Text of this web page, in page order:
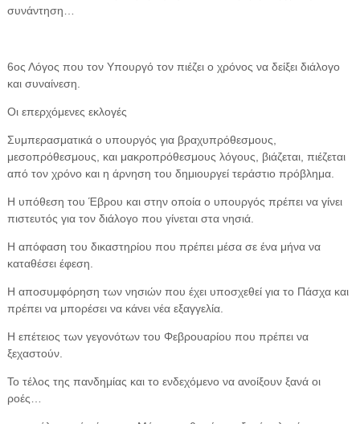
συνάντηση…
6ος Λόγος που τον Υπουργό τον πιέζει ο χρόνος να δείξει διάλογο
και συναίνεση.
Οι επερχόμενες εκλογές
Συμπερασματικά ο υπουργός για βραχυπρόθεσμους,
μεσοπρόθεσμους, και μακροπρόθεσμους λόγους, βιάζεται, πιέζεται
από τον χρόνο και η άρνηση του δημιουργεί τεράστιο πρόβλημα.
Η υπόθεση του Έβρου και στην οποία ο υπουργός πρέπει να γίνει
πιστευτός για τον διάλογο που γίνεται στα νησιά.
Η απόφαση του δικαστηρίου που πρέπει μέσα σε ένα μήνα να
καταθέσει έφεση.
Η αποσυμφόρηση των νησιών που έχει υποσχεθεί για το Πάσχα και
πρέπει να μπορέσει να κάνει νέα εξαγγελία.
Η επέτειος των γεγονότων του Φεβρουαρίου που πρέπει να
ξεχαστούν.
Το τέλος της πανδημίας και το ενδεχόμενο να ανοίξουν ξανά οι
ροές…